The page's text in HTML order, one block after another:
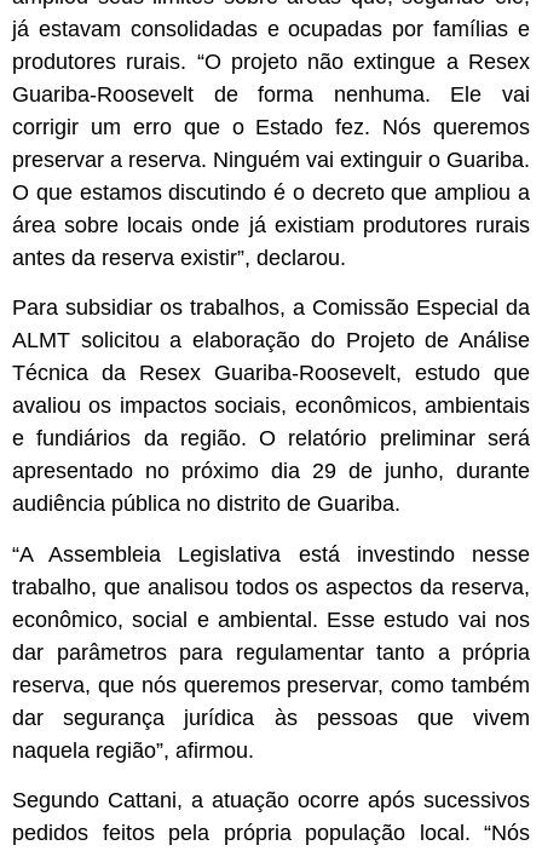
já estavam consolidadas e ocupadas por famílias e
produtores rurais. “O projeto não extingue a Resex
Guariba-Roosevelt de forma nenhuma. Ele vai
corrigir um erro que o Estado fez. Nós queremos
preservar a reserva. Ninguém vai extinguir o Guariba.
O que estamos discutindo é o decreto que ampliou a
área sobre locais onde já existiam produtores rurais
antes da reserva existir”, declarou.
Para subsidiar os trabalhos, a Comissão Especial da
ALMT solicitou a elaboração do Projeto de Análise
Técnica da Resex Guariba-Roosevelt, estudo que
avaliou os impactos sociais, econômicos, ambientais
e fundiários da região. O relatório preliminar será
apresentado no próximo dia 29 de junho, durante
audiência pública no distrito de Guariba.
“A Assembleia Legislativa está investindo nesse
trabalho, que analisou todos os aspectos da reserva,
econômico, social e ambiental. Esse estudo vai nos
dar parâmetros para regulamentar tanto a própria
reserva, que nós queremos preservar, como também
dar segurança jurídica às pessoas que vivem
naquela região”, afirmou.
Segundo Cattani, a atuação ocorre após sucessivos
pedidos feitos pela própria população local. “Nós